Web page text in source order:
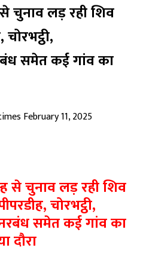
चुनाव लड़ रही शिव
समेत कई गांव का
Send
February 11, 2025
से चुनाव लड़ रही शिव
चोरभट्ठी,
नरबंध समेत कई गांव का
दौरा